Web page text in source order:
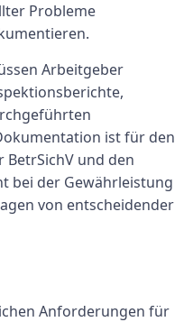
Probleme
Arbeitgeber
ist für den
BetrSichV und den
bei der Gewährleistung
von entscheidender
Anforderungen für